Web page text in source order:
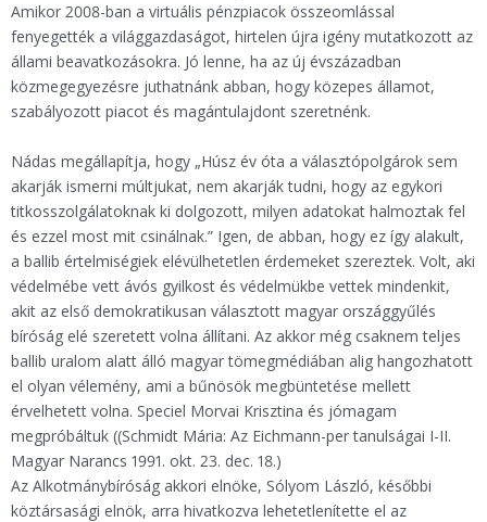
Amikor 2008-ban a virtuális pénzpiacok összeomlással
fenyegették a világgazdaságot, hirtelen újra igény mutatkozott az
állami beavatkozásokra. Jó lenne, ha az új évszázadban
közmegegyezésre juthatnánk abban, hogy közepes államot,
szabályozott piacot és magántulajdont szeretnénk.
Nádas megállapítja, hogy „Húsz év óta a választópolgárok sem
akarják ismerni múltjukat, nem akarják tudni, hogy az egykori
titkosszolgálatoknak ki dolgozott, milyen adatokat halmoztak fel
és ezzel most mit csinálnak.” Igen, de abban, hogy ez így alakult,
a ballib értelmiségiek elévülhetetlen érdemeket szereztek. Volt, aki
védelmébe vett ávós gyilkost és védelmükbe vettek mindenkit,
akit az első demokratikusan választott magyar országgyűlés
bíróság elé szeretett volna állítani. Az akkor még csaknem teljes
ballib uralom alatt álló magyar tömegmédiában alig hangozhatott
el olyan vélemény, ami a bűnösök megbüntetése mellett
érvelhetett volna. Speciel Morvai Krisztina és jómagam
megpróbáltuk ((Schmidt Mária: Az Eichmann-per tanulságai I-II.
Magyar Narancs 1991. okt. 23. dec. 18.)
Az Alkotmánybíróság akkori elnöke, Sólyom László, későbbi
köztársasági elnök, arra hivatkozva lehetetlenítette el az